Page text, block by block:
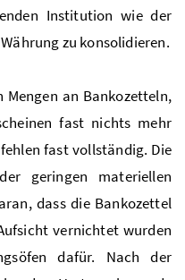
Institution wie der
zu konsolidieren.
an Bankozetteln,
fast nichts mehr
fast vollständig. Die
geringen materiellen
dass die Bankozettel
vernichtet wurden
dafür. Nach der